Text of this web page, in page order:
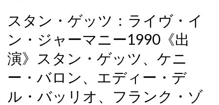
スタン・ゲッツ：ライヴ・イ
ン・ジャーマニー1990《出
演》スタン・ゲッツ、ケニ
ー・バロン、エディー・デ
ル・バッリオ、フランク・ゾ